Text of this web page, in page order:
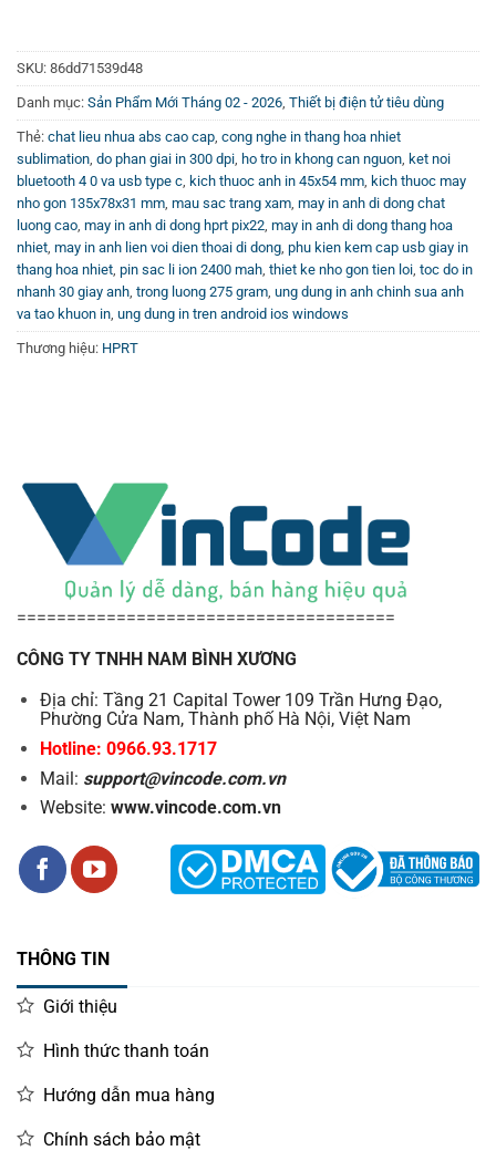
Lợi ích khi sử dụng máy in ảnh dye-sublimation
cầm tay
Một trong những ưu điểm lớn nhất của máy in ảnh cầm tay
dye-sublimation chính là sự tiện lợi và linh hoạt trong việc
in ảnh mọi lúc mọi nơi. Bạn không cần phải đem theo
laptop hay máy tính lớn mà vẫn có thể tạo ra những tấm
ảnh chất lượng cao chỉ trong vài giây.
chất liệu giấy chuyên dụng, giúp bạn lưu giữ những
khoảnh khắc yêu quý trong thời gian dài mà không lo bị
Ngoài ra, máy còn là công cụ tuyệt vời dành cho các cửa
hàng, studio chụp ảnh hoặc các sự kiện cần in ảnh nhanh,
phục vụ khách hàng ngay tại chỗ. Việc vận hành đơn giản,
nhanh gọn cũng góp phần tăng hiệu quả làm việc và giảm
SKU: 86dd71539d48
Danh mục: Sản Phẩm Mới Tháng 02 - 2026, Thiết bị điện tử tiêu dùng
Thẻ: chat lieu nhua abs cao cap, cong nghe in thang hoa nhiet
sublimation, do phan giai in 300 dpi, ho tro in khong can nguon, ket noi
bluetooth 4 0 va usb type c, kich thuoc anh in 45x54 mm, kich thuoc may
nho gon 135x78x31 mm, mau sac trang xam, may in anh di dong chat
luong cao, may in anh di dong hprt pix22, may in anh di dong thang hoa
nhiet, may in anh lien voi dien thoai di dong, phu kien kem cap usb giay in
thang hoa nhiet, pin sac li ion 2400 mah, thiet ke nho gon tien loi, toc do in
nhanh 30 giay anh, trong luong 275 gram, ung dung in anh chinh sua anh
va tao khuon in, ung dung in tren android ios windows
Thương hiệu: HPRT
======================================
CÔNG TY TNHH NAM BÌNH XƯƠNG
Địa chỉ: Tầng 21 Capital Tower 109 Trần Hưng Đạo,
Phường Cửa Nam, Thành phố Hà Nội, Việt Nam
Hotline: 0966.93.1717
Mail: support@vincode.com.vn
Website: www.vincode.com.vn
THÔNG TIN
Giới thiệu
Hình thức thanh toán
Hướng dẫn mua hàng
Chính sách bảo mật